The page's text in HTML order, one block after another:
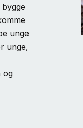
unge
unge,
og